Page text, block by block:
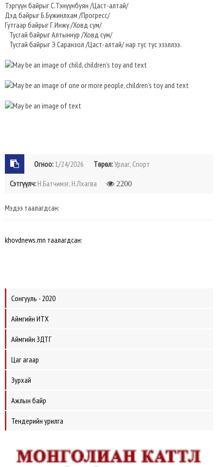
Тэргүүн байрыг С.Тэнүүнбуян /Цаст-алтай/
Дэд байрыг Б.Бүжинлхам /Прогресс/
Гутгаар байрыг Г.Инжү /Ховд сум/
Тусгай байрыг Алтыннур /Ховд сум/
Тусгай байрыг Э.Саранзол /Цаст-алтай/ нар тус тус эзэллээ.
Огноо:1/24/2026 Төрөл:Урлаг, Спорт
Сэтгүүлч: Н.Батчимэг, Н.Лхагва 2200
Мэдээ таалагдсан:
khovdnews.mn таалагдсан:
Сонгууль - 2020
Аймгийн ИТХ
Аймгийн ЗДТГ
Цаг агаар
Зурхай
Ажлын байр
Тендерийн урилга